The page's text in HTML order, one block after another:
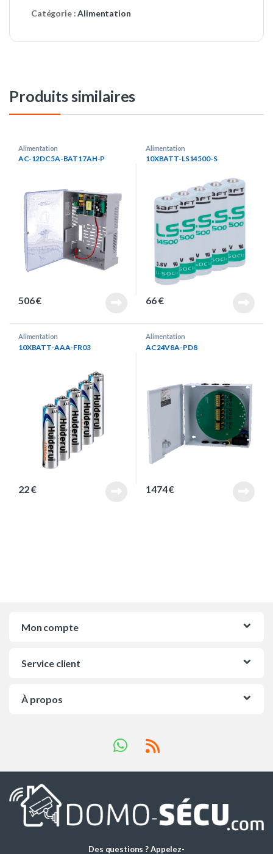
Catégorie :Alimentation
Produits similaires
Alimentation
AC-12DC5A-BAT17AH-P
506€
Alimentation
10XBATT-LS14500-S
66€
Alimentation
10XBATT-AAA-FR03
22€
Alimentation
AC24V8A-PD8
1474€
Mon compte
Service client
À propos
Des questions ? Appelez-